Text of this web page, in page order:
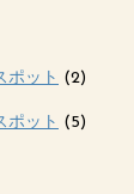
ポット (2)
ポット (5)